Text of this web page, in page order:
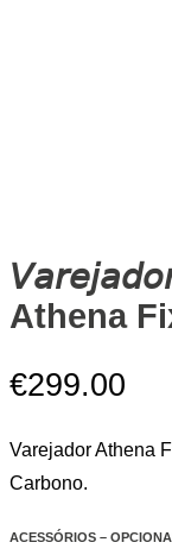
Athena
€299.00
Varejador Athena
Carbono.
ACESSÓRIOS –